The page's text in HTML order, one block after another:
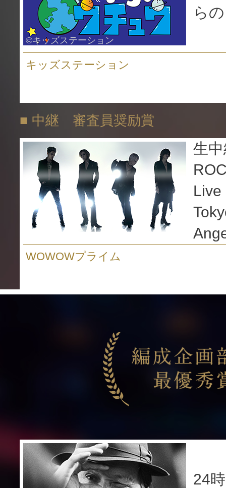
©キッズステーション
ら
キッズステーション
■ 中継 審査員奨励賞
生
Live
WOWOWプライム
24